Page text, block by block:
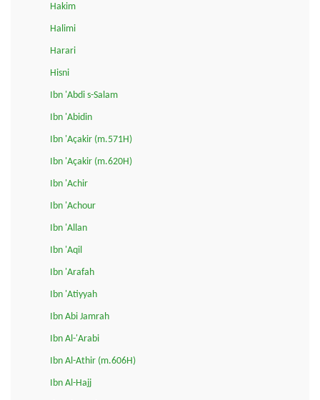
Hakim
Halimi
Harari
Hisni
Ibn 'Abdi s-Salam
Ibn 'Abidin
Ibn 'Açakir (m.571H)
Ibn 'Açakir (m.620H)
Ibn 'Achir
Ibn 'Achour
Ibn 'Allan
Ibn 'Aqil
Ibn 'Arafah
Ibn 'Atiyyah
Ibn Abi Jamrah
Ibn Al-'Arabi
Ibn Al-Athir (m.606H)
Ibn Al-Hajj